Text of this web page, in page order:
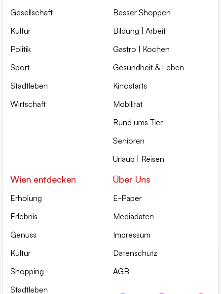
Gesellschaft
Kultur
Politik
Sport
Stadtleben
Wirtschaft
Besser Shoppen
Bildung | Arbeit
Gastro | Kochen
Gesundheit & Leben
Kinostarts
Mobilität
Rund ums Tier
Senioren
Urlaub | Reisen
Wien entdecken
Erholung
Erlebnis
Genuss
Kultur
Shopping
Stadtleben
Über Uns
E-Paper
Mediadaten
Impressum
Datenschutz
AGB